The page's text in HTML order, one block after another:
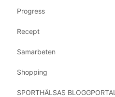
Progress
Recept
Samarbeten
Shopping
SPORTHÄLSAS BLOGGPORTAL